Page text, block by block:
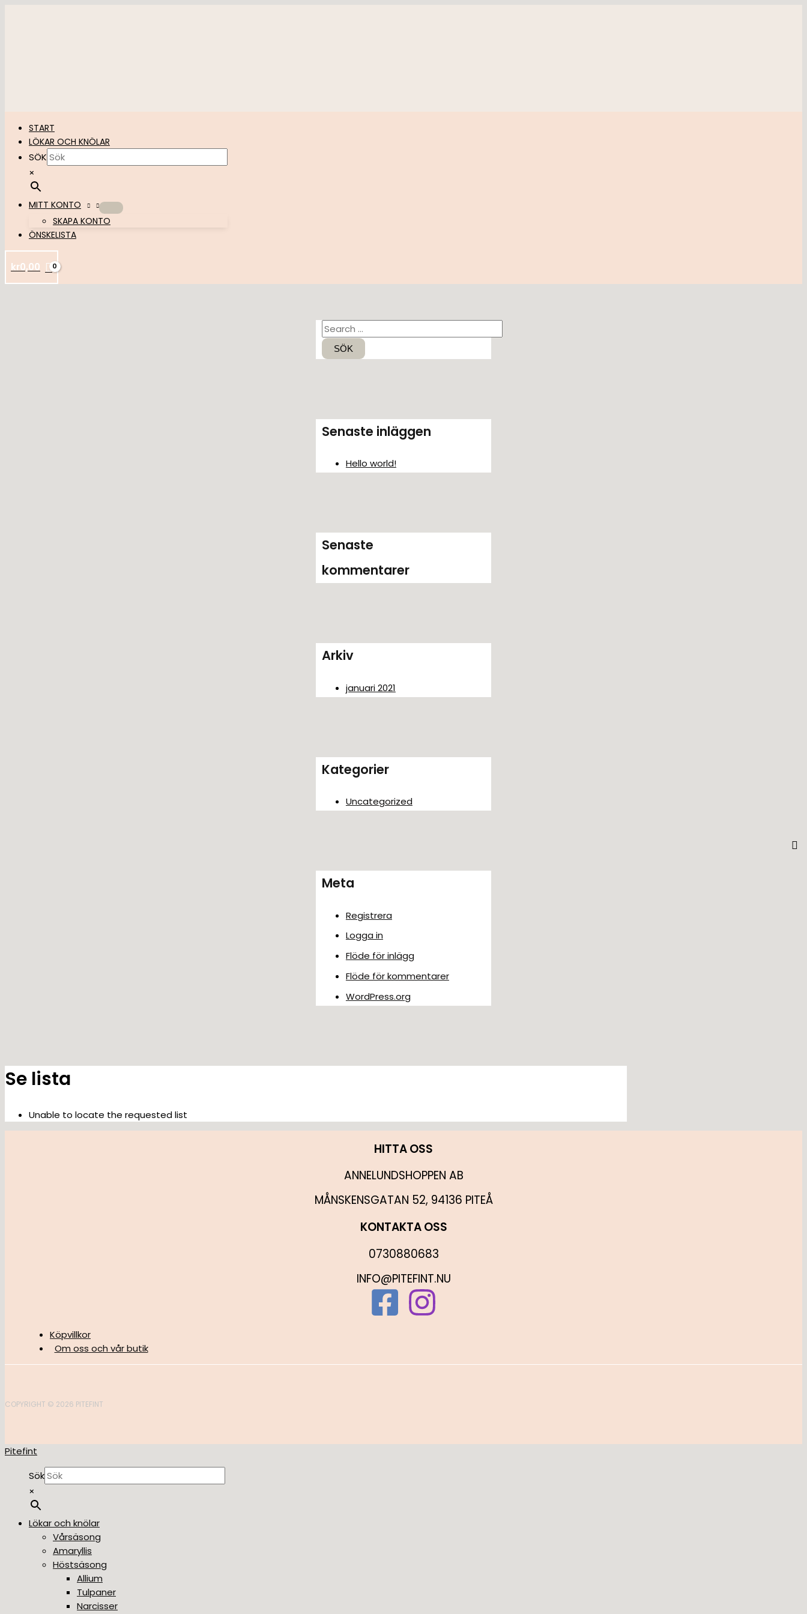
START
LÖKAR OCH KNÖLAR
SÖK
×
MITT KONTO
SKAPA KONTO
ÖNSKELISTA
kr0,00
S
t
e
:
Senaste inläggen
Hello world!
Senaste
kommentarer
Arkiv
januari 2021
Kategorier
Uncategorized
Meta
Registrera
Logga in
Flöde för inlägg
Flöde för kommentarer
WordPress.org
Se lista
Unable to locate the requested list
HITTA OSS
ANNELUNDSHOPPEN AB
MÅNSKENSGATAN 52, 94136 PITEÅ
KONTAKTA OSS
0730880683
INFO@PITEFINT.NU
Köpvillkor
Om oss och vår butik
COPYRIGHT © 2026 PITEFINT
Pitefint
Sök
×
Lökar och knölar
Vårsäsong
Amaryllis
Höstsäsong
Allium
Tulpaner
Narcisser